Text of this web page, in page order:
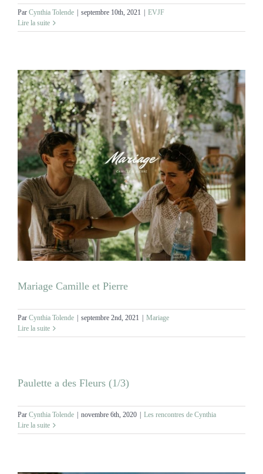
Par Cynthia Tolende | septembre 10th, 2021 | EVJF
Lire la suite
Mariage Camille et Pierre
Par Cynthia Tolende septembre 2nd, 2021
Mariage
Lire la suite
Paulette a des Fleurs (1/3)
Par Cynthia Tolende novembre 6th, 2020
Les rencontres de Cynthia
Lire la suite